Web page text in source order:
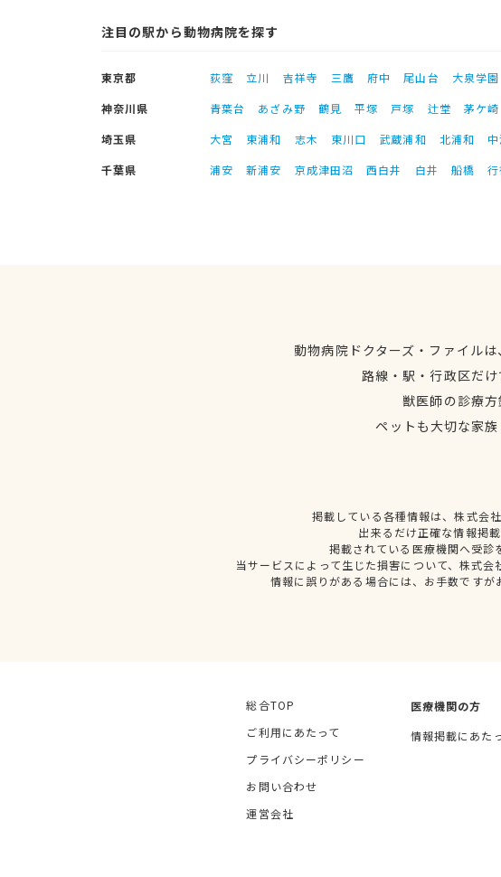
注目の駅から動物病院を探す
東京都 荻窪 立川 吉祥寺 三鷹 府中 尾山台 大泉学園
神奈川県
青葉台 あざみ野 鶴見 平塚 戸塚 辻堂 茅ケ崎
埼玉県
大宮 東浦和 志木 東川口 武蔵浦和 北浦和
千葉県
浦安 新浦安 京成津田沼 西白井 白井 船橋
動物病院ドクターズ・ファイル
路線・駅・行政区だ
獣医師の診療
ペットも大切な家
掲載している各種情報は、株式会
出来るだけ正確な情報掲
掲載されている医療機関へ受
当サービスによって生じた損害について、株式
情報に誤りがある場合には、お手数です
総合TOP
ご利用にあたって
プライバシーポリシー
お問い合わせ
運営会社
医療機関の方
情報掲載にあた